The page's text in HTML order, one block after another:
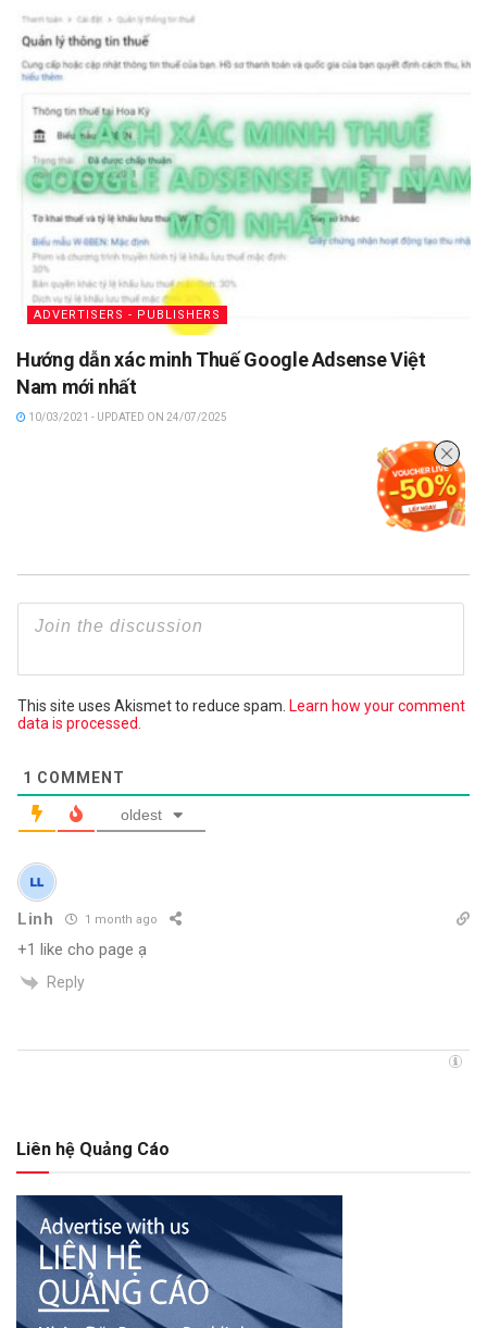
ADVERTISERS - PUBLISHERS
Hướng dẫn xác minh Thuế Google Adsense Việt
Nam mới nhất
10/03/2021 - UPDATED ON 24/07/2025
This site uses Akismet to reduce spam. Learn how your comment
data is processed.
1 COMMENT
oldest
Linh 1 month ago
+1 like cho page ạ
Reply
Liên hệ Quảng Cáo